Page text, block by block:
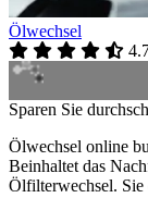
Ölwechsel
Sparen Sie
Ölwechsel online
Beinhaltet das
Ölfilterwechsel. Sie